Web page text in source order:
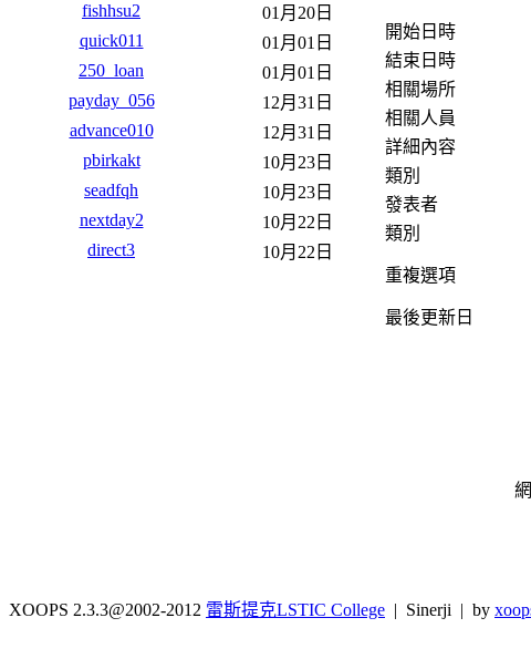
fishhsu2
01月20日
quick011
01月01日
250_loan
01月01日
payday_056
12月31日
advance010
12月31日
pbirkakt
10月23日
seadfqh
10月23日
nextday2
10月22日
direct3
10月22日
開始日時
結束日時
相關場所
相關人員
詳細內容
類別
發表者
類別
重複選項
最後更新日
XOOPS 2.3.3@2002-2012 雷斯提克LSTIC College | Sinerji | by